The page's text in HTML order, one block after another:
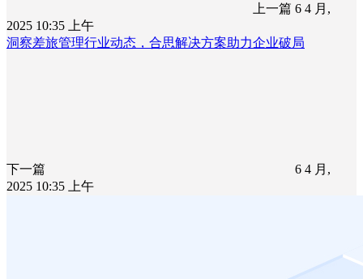
上一篇 6 4 月,
2025 10:35 上午
洞察差旅管理行业动态，合思解决方案助力企业破局
下一篇
6 4 月,
2025 10:35 上午